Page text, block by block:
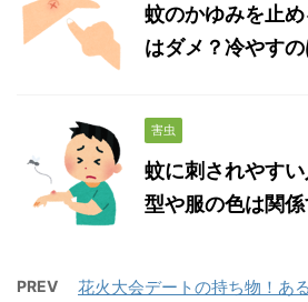
蚊のかゆみを止
はダメ？冷やすの
害虫
蚊に刺されやす
型や服の色は関
PREV 花火大会デートの持ち物！あ